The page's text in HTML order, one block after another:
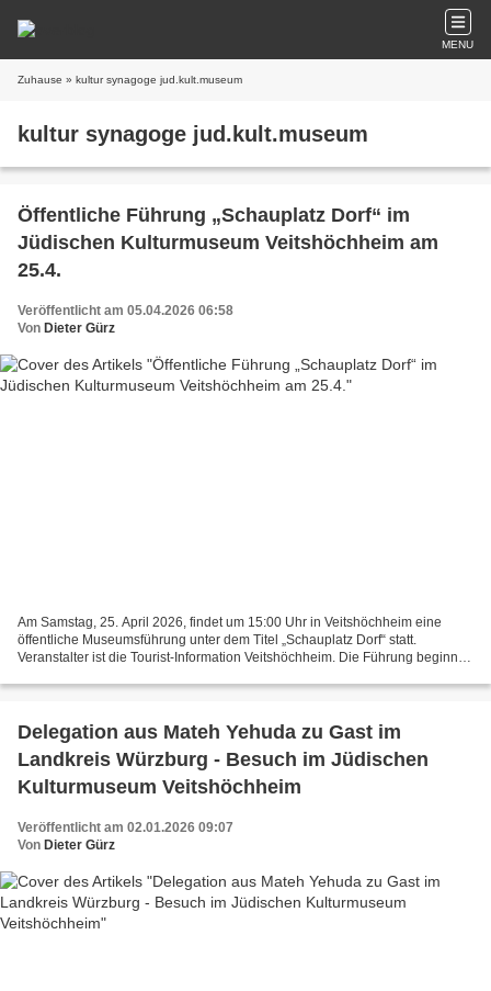
MENU
Zuhause » kultur synagoge jud.kult.museum
kultur synagoge jud.kult.museum
Öffentliche Führung „Schauplatz Dorf“ im
Jüdischen Kulturmuseum Veitshöchheim am
25.4.
Veröffentlicht am 05.04.2026 06:58
Von Dieter Gürz
Am Samstag, 25. April 2026, findet um 15:00 Uhr in Veitshöchheim eine
öffentliche Museumsführung unter dem Titel „Schauplatz Dorf“ statt.
Veranstalter ist die Tourist-Information Veitshöchheim. Die Führung beginnt
Delegation aus Mateh Yehuda zu Gast im
Landkreis Würzburg - Besuch im Jüdischen
Kulturmuseum Veitshöchheim
Veröffentlicht am 02.01.2026 09:07
Von Dieter Gürz